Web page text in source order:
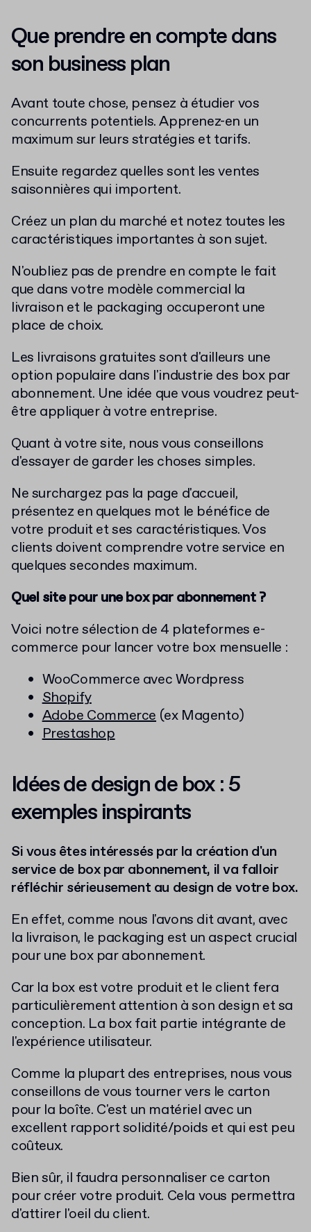
Que prendre en compte dans
son business plan
Avant toute chose, pensez à étudier vos
concurrents potentiels.Apprenez-en un
maximum sur leurs stratégies et tarifs.
Ensuite regardez quelles sont les ventes
saisonnières qui importent.
Créez un plan du marché et notez toutes les
caractéristiques importantes à son sujet.
N'oubliez pas de prendre en compte le fait
que dans votre modèle commercial la
livraison et le packaging occuperont une
place de choix.
Les livraisons gratuites sont d'ailleurs une
option populaire dans l'industrie des box par
abonnement. Une idée que vous voudrez peut-
être appliquer à votre entreprise.
Quant à votre site, nous vous conseillons
d'essayer de garder les choses simples.
Ne surchargez pas la page d'accueil,
présentez en quelques mot le bénéfice de
votre produit et ses caractéristiques.Vos
clients doivent comprendre votre service en
quelques secondes maximum.
Quel site pour une box par abonnement ?
Voici notre sélection de 4 plateformes e-
commerce pour lancer votre box mensuelle :
WooCommerce avec Wordpress
Shopify
Adobe Commerce (ex Magento)
Prestashop
Idées de design de box : 5
exemples inspirants
Si vous êtes intéressés par la création d'un
service de box par abonnement, il va falloir
réfléchir sérieusement au design de votre box.
En effet, comme nous l'avons dit avant, avec
la livraison, le packaging est un aspect crucial
pour une box par abonnement.
Car la box est votre produit et le client fera
particulièrement attention à son design et sa
conception. La box fait partie intégrante de
l'expérience utilisateur.
Comme la plupart des entreprises, nous vous
conseillons de vous tourner vers le carton
pour la boîte. C'est un matériel avec un
excellent rapport solidité/poids et qui est peu
coûteux.
Bien sûr, il faudra personnaliser ce carton
pour créer votre produit. Cela vous permettra
d'attirer l'oeil du client.